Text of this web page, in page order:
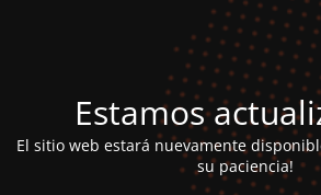
Estamos
El sitio web estará nuevamente
su paciencia!